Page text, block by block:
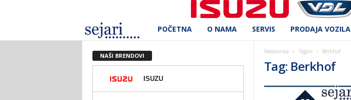
e
POČETNA O NAMA SERVIS PRODAJA VOZILA
Naslovnica Tagovi Berkhof
Tag: Berkhof
NAŠI BRENDOVI
ISUZU